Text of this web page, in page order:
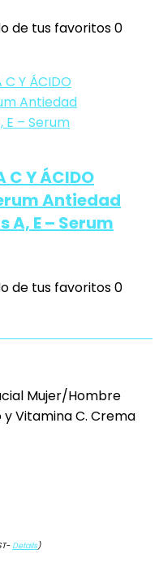
de tus favoritos0
C Y ÁCIDO
Antiedad
E – Serum
de tus favoritos0
Mujer/Hombre
Vitamina C. Crema
Details)